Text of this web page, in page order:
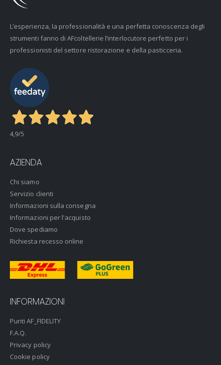
L’esperienza, la professionalità e una perfetta conoscenza degli
strumenti fanno di AFcoltellerie l’interlocutore perfetto per i
professionisti del settore ristorazione e della pasticceria.
4,9/5
AZIENDA
Chi siamo
Servizio clienti
Informazioni sulla consegna
Informazioni per l'acquisto
Dove spediamo
Richiesta recesso online
INFORMAZIONI
Punti AF_FIDELITY
F.A.Q.
Privacy policy
Cookie policy